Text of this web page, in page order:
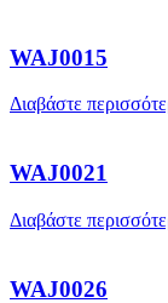
WAJ0015
Διαβάστε
WAJ0021
Διαβάστε
WAJ0026